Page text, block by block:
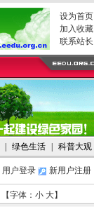
设为首页
加入收藏
联系站长
绿色生活 科普大观
用户登录 新用户注册
【字体： 小 大】